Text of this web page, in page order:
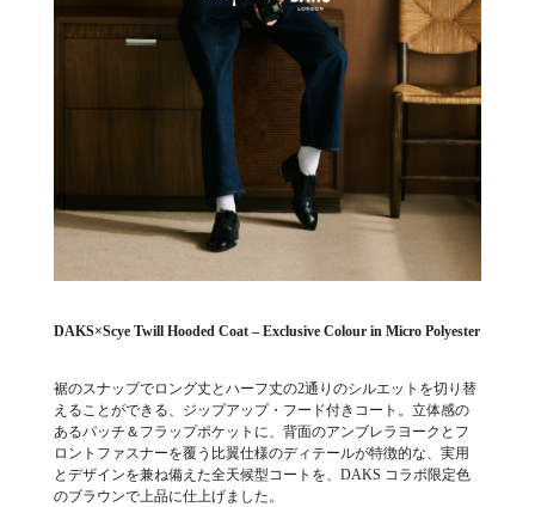
DAKS×Scye Twill Hooded Coat – Exclusive Colour in Micro Polyester
裾のスナップでロング丈とハーフ丈の2通りのシルエットを切り替
えることができる、ジップアップ・フード付きコート。立体感の
あるパッチ＆フラップポケットに、背面のアンブレラヨークとフ
ロントファスナーを覆う比翼仕様のディテールが特徴的な、実用
とデザインを兼ね備えた全天候型コートを、DAKS コラボ限定色
のブラウンで上品に仕上げました。